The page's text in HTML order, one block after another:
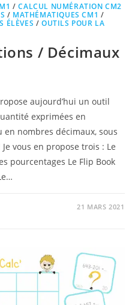
/CALCUL NUMÉRATION CM2
/ MATHÉMATIQUES CM1 /
ÉLÈVES /OUTILS POUR LA
/ Décimaux
aujourd’hui un outil
exprimées en
nombres décimaux, sous
vous en propose trois : Le
pourcentages Le Flip Book
21 MARS 2021